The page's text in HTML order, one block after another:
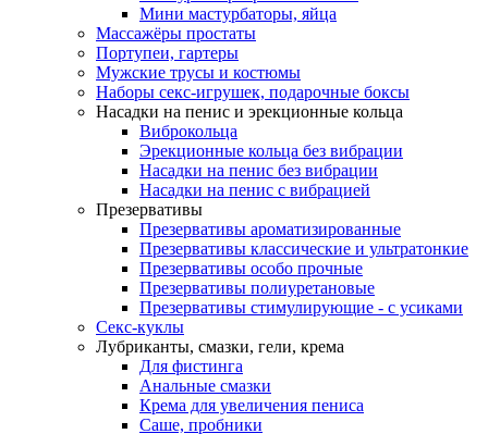
Мини мастурбаторы, яйца
Массажёры простаты
Портупеи, гартеры
Мужские трусы и костюмы
Наборы секс-игрушек, подарочные боксы
Насадки на пенис и эрекционные кольца
Виброкольца
Эрекционные кольца без вибрации
Насадки на пенис без вибрации
Насадки на пенис с вибрацией
Презервативы
Презервативы ароматизированные
Презервативы классические и ультратонкие
Презервативы особо прочные
Презервативы полиуретановые
Презервативы стимулирующие - с усиками
Секс-куклы
Лубриканты, смазки, гели, крема
Для фистинга
Анальные смазки
Крема для увеличения пениса
Саше, пробники